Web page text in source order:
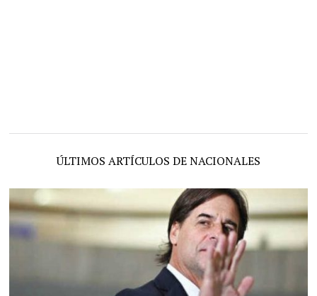
ÚLTIMOS ARTÍCULOS DE NACIONALES